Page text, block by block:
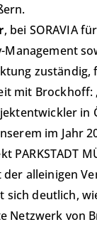
, bei SORAVIA
Management
zuständig,
mit Brockhoff:
in
im Jahr
PARKSTADT
alleinigen
sich deutlich,
Netzwerk von